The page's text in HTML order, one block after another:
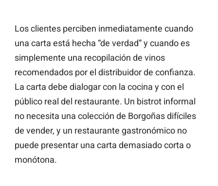
Los clientes perciben inmediatamente cuando
una carta está hecha “de verdad” y cuando es
simplemente una recopilación de vinos
recomendados por el distribuidor de confianza.
La carta debe dialogar con la cocina y con el
público real del restaurante. Un bistrot informal
no necesita una colección de Borgoñas difíciles
de vender, y un restaurante gastronómico no
puede presentar una carta demasiado corta o
monótona.